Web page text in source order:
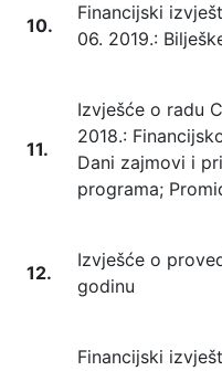
10.
Financijski
06. 2019.:
11.
Izvješće o radu
2018.:
Dani zajmovi i
programa;
12.
Izvješće o
godinu
Financijski